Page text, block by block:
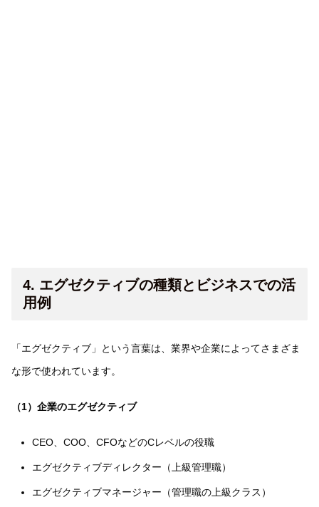
4. エグゼクティブの種類とビジネスでの活
用例
「エグゼクティブ」という言葉は、業界や企業によってさまざま
な形で使われています。
（1）企業のエグゼクティブ
CEO、COO、CFOなどのCレベルの役職
エグゼクティブディレクター（上級管理職）
エグゼクティブマネージャー（管理職の上級クラス）